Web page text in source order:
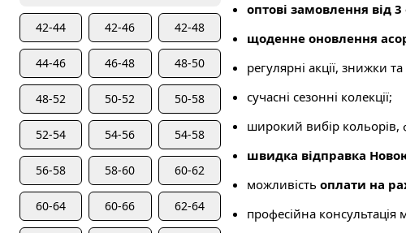
42-44 42-46 42-48
44-46 46-48 48-50
48-52 50-52 50-58
52-54 54-56 54-58
56-58 58-60 60-62
60-64 60-66 62-64
оптові замовлення від
щоденне оновлення
регулярні акції, знижки
сучасні сезонні колекції;
широкий вибір кольорів,
швидка відправка
можливість оплати на
професійна консультація